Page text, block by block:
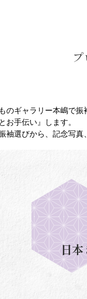
のギャラリー本嶋で
お手伝い』します。
袖選びから、記念写真
日